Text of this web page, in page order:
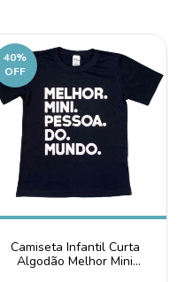
40%
OFF
Camiseta Infantil Curta
Algodão Melhor Mini